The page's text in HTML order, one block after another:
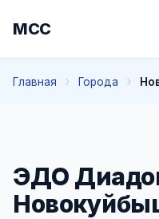
МСС
Главная Города
ЭДО